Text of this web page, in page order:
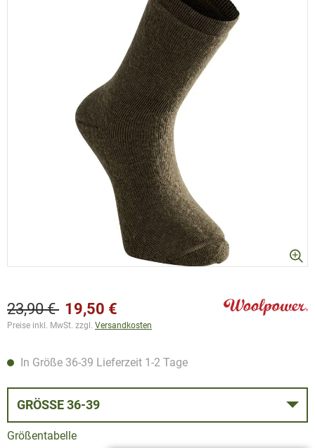
23,90 € 19,50 €
Preise inkl. MwSt. zzgl. Versandkosten
In Größe 36-39 Lieferzeit 1-2 Tage
GRÖSSE 36-39
Größentabelle